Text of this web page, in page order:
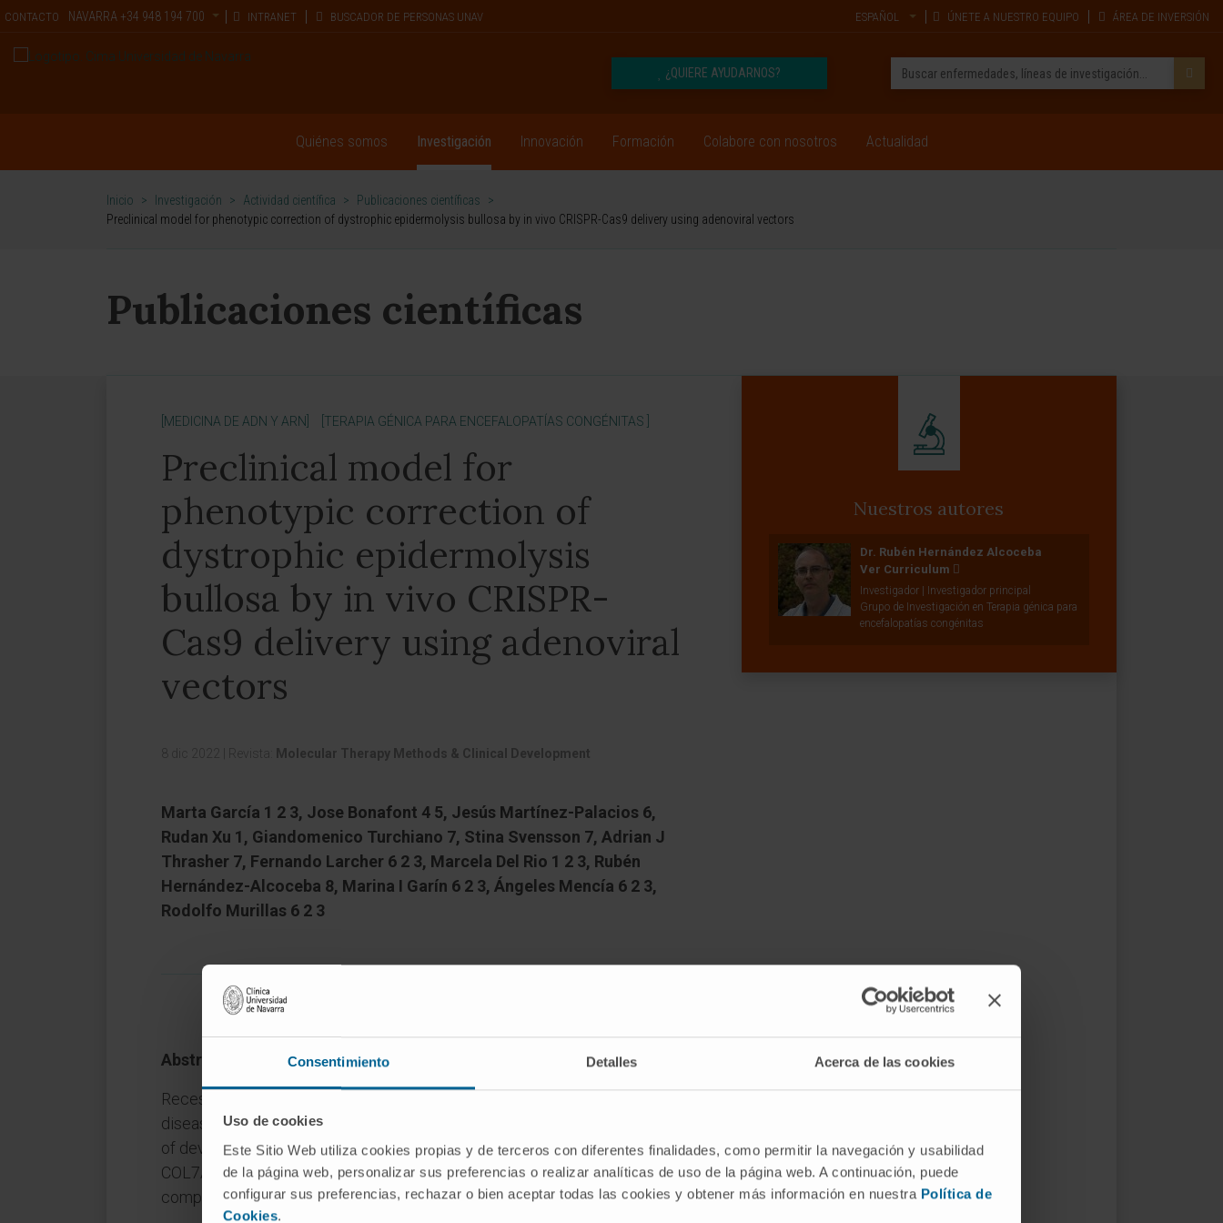
Consentimiento Detalles Acerca de las cookies
Uso de cookies
Este Sitio Web utiliza cookies propias y de terceros con diferentes finalidades, como permitir la navegación y usabilidad
de la página web, personalizar sus preferencias o realizar analíticas de uso de la página web. A continuación, puede
configurar sus preferencias, rechazar o bien aceptar todas las cookies y obtener más información en nuestra Política de
Cookies.
CONTACTO NAVARRA +34 948 194 700 INTRANET BUSCADOR DE PERSONAS UNAV ESPAÑOL ÚNETE A NUESTRO EQUIPO ÁREA DE INVERSIÓN
¿QUIERE AYUDARNOS?
Quiénes somos Investigación Innovación Formación Colabore con nosotros Actualidad
Inicio > Investigación > Actividad científica > Publicaciones científicas
>
Preclinical model for phenotypic correction of dystrophic epidermolysis bullosa by in vivo CRISPR-Cas9 delivery using adenoviral vectors
Publicaciones científicas
[MEDICINA DE ADN Y ARN] [TERAPIA GÉNICA PARA ENCEFALOPATÍAS CONGÉNITAS ]
Preclinical model for
phenotypic correction of
dystrophic epidermolysis
bullosa by in vivo CRISPR-
Cas9 delivery using adenoviral
vectors
8 dic 2022 Revista: Molecular Therapy Methods & Clinical Development
Marta García 1 2 3, Jose Bonafont 4 5, Jesús Martínez-Palacios 6,
Rudan Xu 1, Giandomenico Turchiano 7, Stina Svensson 7, Adrian J
Thrasher 7, Fernando Larcher 6 2 3, Marcela Del Rio 1 2 3, Rubén
Hernández-Alcoceba 8, Marina I Garín 6 2 3, Ángeles Mencía 6 2 3,
Rodolfo Murillas 6 2 3
Abstract
Recessive dystrophic epidermolysis bullosa, a devastating skin fragility
disease characterized by recurrent skin blistering, scarring, and a high risk
of developing squamous cell carcinoma is caused by mutations in
COL7A1, the gene encoding type VII collagen, which is the major
component of the anchoring fibrils that bind the dermis and epidermis.
Nuestros autores
Dr. Rubén Hernández Alcoceba
Ver Curriculum
Investigador | Investigador principal
Grupo de Investigación en Terapia génica para
encefalopatías congénitas